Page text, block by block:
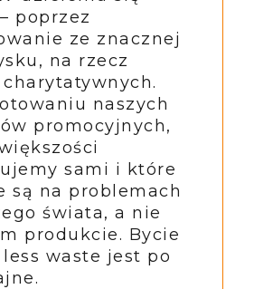
poprzez
ze znacznej
na rzecz
naszych
promocyjnych,
sami i które
są na problemach
świata, a nie
produkcie. Bycie
waste jest po